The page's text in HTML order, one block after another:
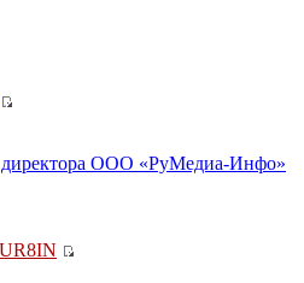
ООО «РуМедиа-Инфо»